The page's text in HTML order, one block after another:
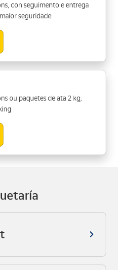
con seguimento e entrega
seguridade
ou paquetes de ata 2 kg,